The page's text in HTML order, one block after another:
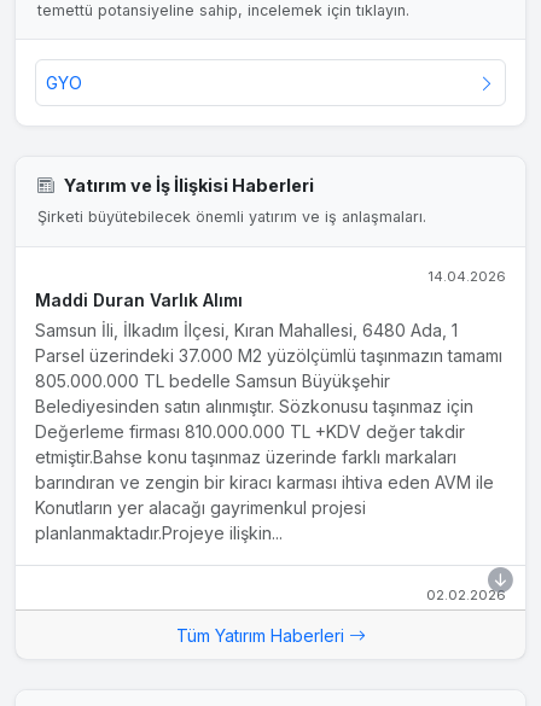
temettü potansiyeline sahip, incelemek için tıklayın.
GYO
Yatırım ve İş İlişkisi Haberleri
Şirketi büyütebilecek önemli yatırım ve iş anlaşmaları.
14.04.2026
Maddi Duran Varlık Alımı
Samsun İli, İlkadım İlçesi, Kıran Mahallesi, 6480 Ada, 1
Parsel üzerindeki 37.000 M2 yüzölçümlü taşınmazın tamamı
805.000.000 TL bedelle Samsun Büyükşehir
Belediyesinden satın alınmıştır. Sözkonusu taşınmaz için
Değerleme firması 810.000.000 TL +KDV değer takdir
etmiştir.Bahse konu taşınmaz üzerinde farklı markaları
barındıran ve zengin bir kiracı karması ihtiva eden AVM ile
Konutların yer alacağı gayrimenkul projesi
planlanmaktadır.Projeye ilişkin...
02.02.2026
Şirketimizin büyüme hedefleri doğrultusunda 30 Ocak
Tüm Yatırım Haberleri